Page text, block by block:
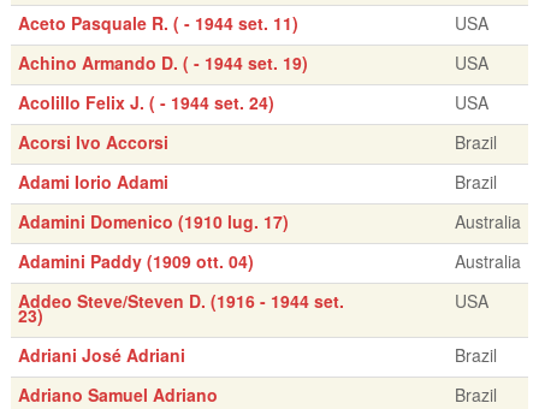
Aceto Pasquale R. ( - 1944 set. 11)
USA
Achino Armando D. ( - 1944 set. 19)
USA
Acolillo Felix J. ( - 1944 set. 24)
USA
Acorsi Ivo Accorsi
Brazil
Adami Iorio Adami
Brazil
Adamini Domenico (1910 lug. 17)
Australia
Adamini Paddy (1909 ott. 04)
Australia
Addeo Steve/Steven D. (1916 - 1944 set.
23)
USA
Adriani José Adriani
Brazil
Adriano Samuel Adriano
Brazil